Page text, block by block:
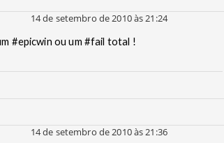
14 de setembro de 2010 às 21:24
#epicwin ou um #fail total !
14 de setembro de 2010 às 21:36